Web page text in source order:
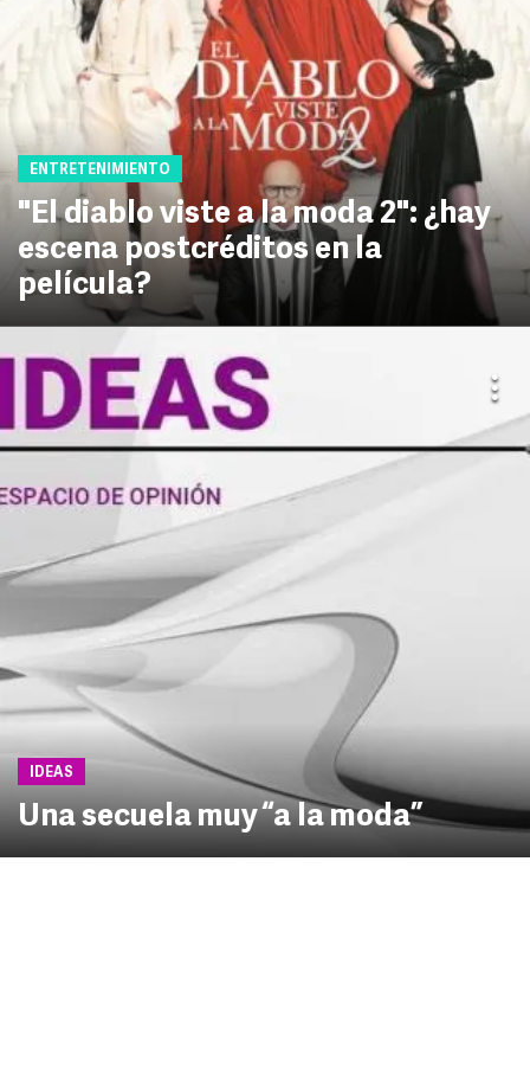
ENTRETENIMIENTO
"El diablo viste a la moda 2": ¿hay
escena postcréditos en la
película?
IDEAS
Una secuela muy “a la moda”